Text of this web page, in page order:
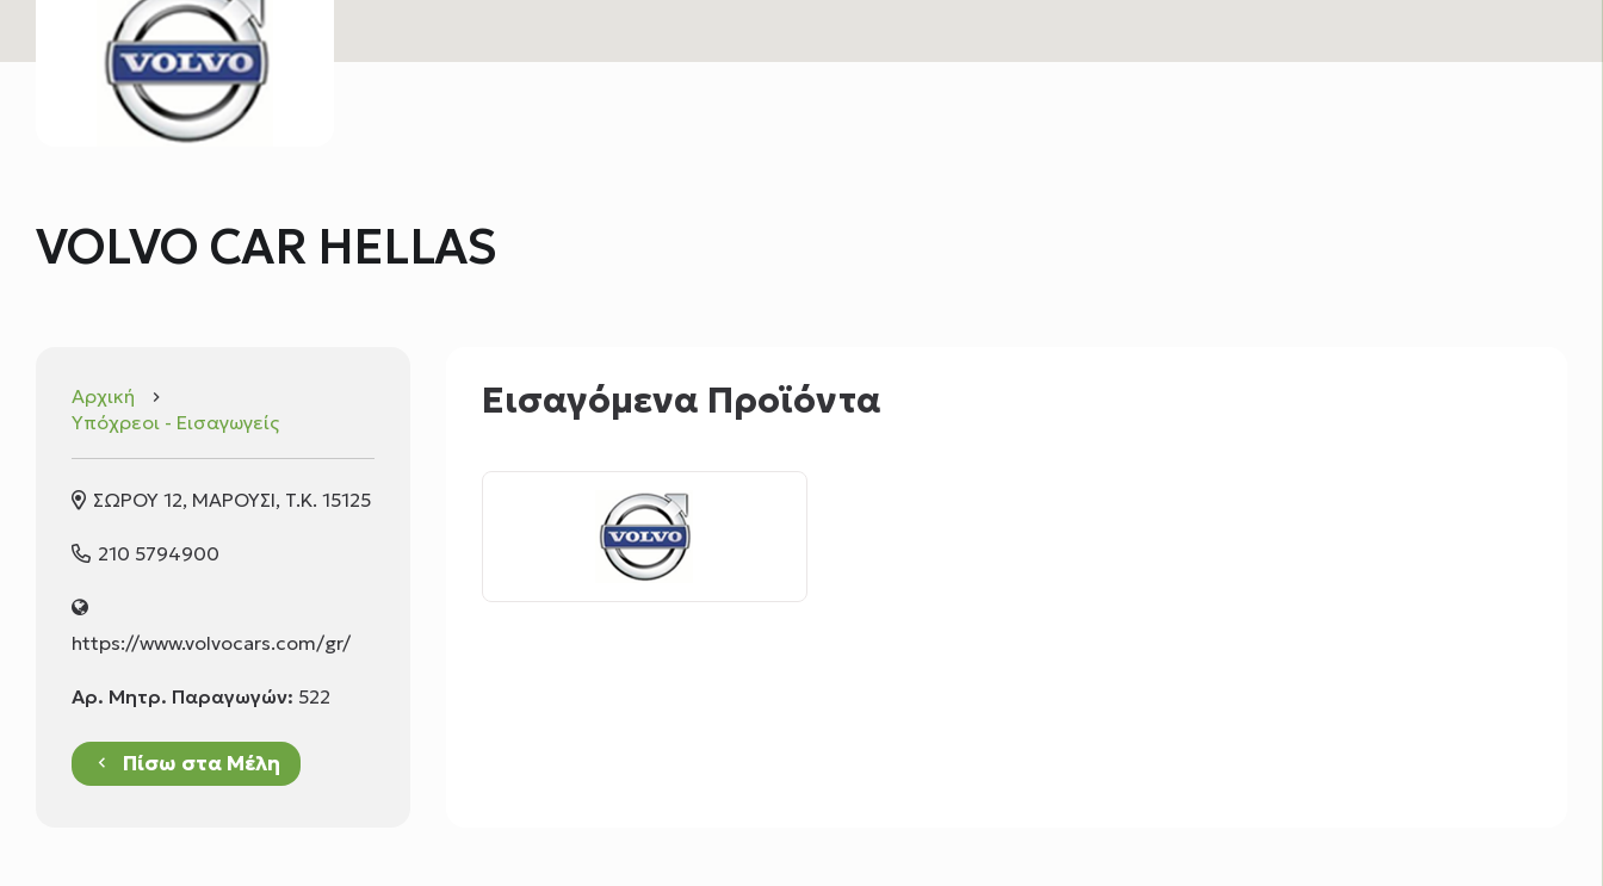
VOLVO CAR HELLAS
Αρχική keyboard_arrow_right
Υπόχρεοι - Εισαγωγείς
ΣΩΡΟΥ 12, ΜΑΡΟΥΣΙ, T.K. 15125
210 5794900
https://www.volvocars.com/gr/
Αρ. Μητρ. Παραγωγών: 522
keyboard_arrow_left Πίσω στα Μέλη
Εισαγόμενα Προϊόντα